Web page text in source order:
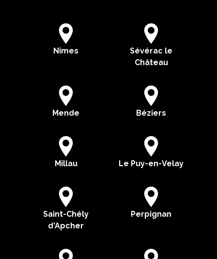
Nîmes
Sévérac le
Château
Mende Béziers
Millau Le Puy-en-Velay
Saint-Chély
d'Apcher
Perpignan